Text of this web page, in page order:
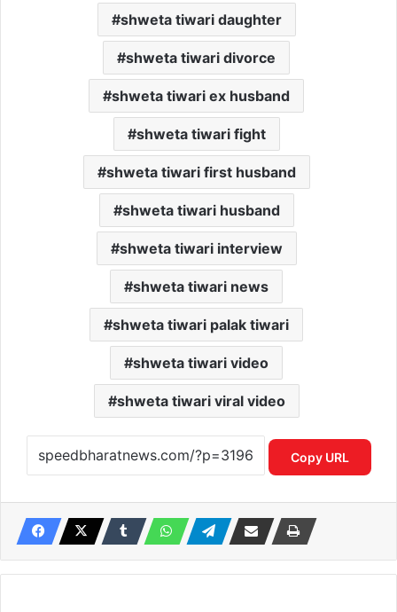
shweta tiwari daughter
shweta tiwari divorce
shweta tiwari ex husband
shweta tiwari fight
shweta tiwari first husband
shweta tiwari husband
shweta tiwari interview
shweta tiwari news
shweta tiwari palak tiwari
shweta tiwari video
shweta tiwari viral video
Copy URL